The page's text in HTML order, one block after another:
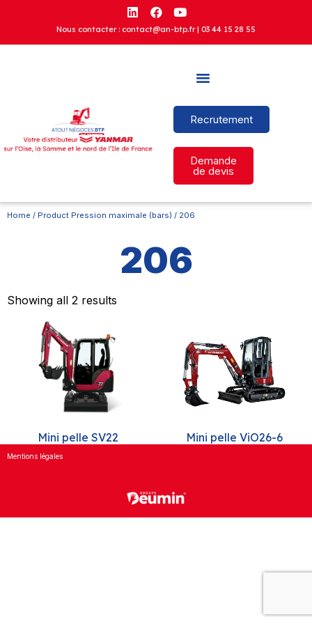
Nous contacter : contact@an-btp.fr | 03 44 15 28 55
Recrutement
Demande
de devis
Home / Product Pression maximale (bars) / 206
206
Showing all 2 results
Mini pelle SV22 Mini pelle ViO26-6
Mentions légales